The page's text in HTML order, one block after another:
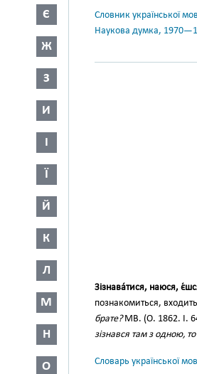
Є
Ж
З
И
І
Ї
Й
К
Л
М
Н
О
Словник української
Наукова думка,
Зізнава́тися, наюся,
познакомиться,
брате?МВ. (О. 1862. I.
зізнався там з одною,
Словарь української